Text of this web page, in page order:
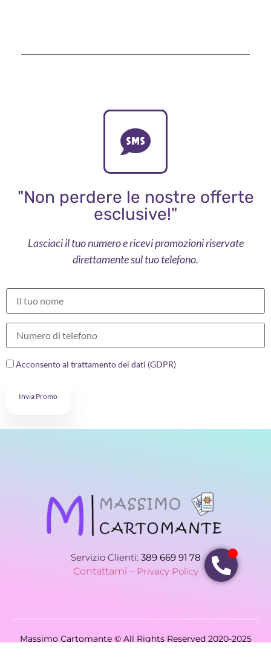
"Non perdere le nostre offerte
esclusive!"
Lasciaci il tuo numero e ricevi promozioni riservate
direttamente sul tuo telefono.
Acconsento al trattamento dei dati (GDPR)
Invia Promo
Servizio Clienti: 389 669 91 78
Contattami – Privacy Policy
Massimo Cartomante © All Rights Reserved 2020-2025